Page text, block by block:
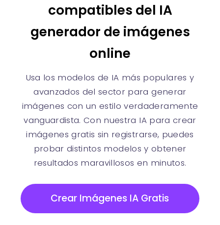
Probar
Ilustración Minimalista V2 Probar
compatibles del IA
generador de imágenes
online
Usa los modelos de IA más populares y
avanzados del sector para generar
imágenes con un estilo verdaderamente
vanguardista. Con nuestra IA para crear
imágenes gratis sin registrarse, puedes
probar distintos modelos y obtener
resultados maravillosos en minutos.
Crear Imágenes IA Gratis